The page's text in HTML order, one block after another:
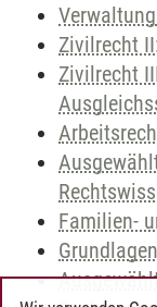
Zivilrecht
Zivilrecht
Familien-